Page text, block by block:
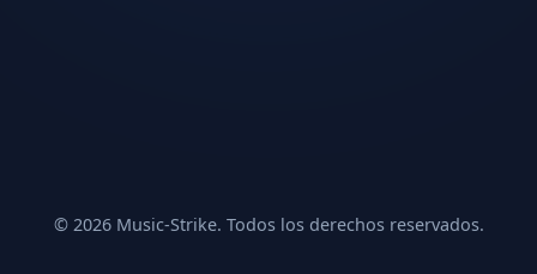
© 2026 Music-Strike. Todos los derechos reservados.